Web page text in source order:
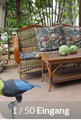
1/ 50 Eingang